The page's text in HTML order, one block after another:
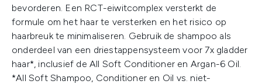
bevorderen. Een RCT-eiwitcomplex versterkt de
formule om het haar te versterken en het risico op
haarbreuk te minimaliseren. Gebruik de shampoo als
onderdeel van een driestappensysteem voor 7x gladder
haar*, inclusief de All Soft Conditioner en Argan-6 Oil.
*All Soft Shampoo, Conditioner en Oil vs. niet-